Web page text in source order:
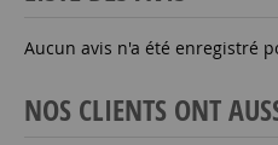
Aucun avis n'a été enregistré
NOS CLIENTS ONT